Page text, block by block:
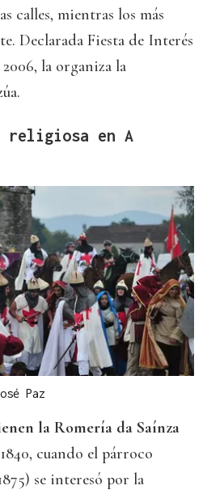
calles, mientras los más
Declarada Fiesta de Interés
la organiza la
religiosa en A
Paz
la Romería da Saínza
cuando el párroco
se interesó por la